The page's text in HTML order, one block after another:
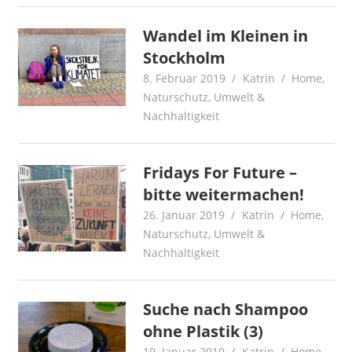
Wandel im Kleinen in
Stockholm
8. Februar 2019 Katrin Home,
Naturschutz, Umwelt &
Nachhaltigkeit
Fridays For Future –
bitte weitermachen!
26. Januar 2019 Katrin Home,
Naturschutz, Umwelt &
Nachhaltigkeit
Suche nach Shampoo
ohne Plastik (3)